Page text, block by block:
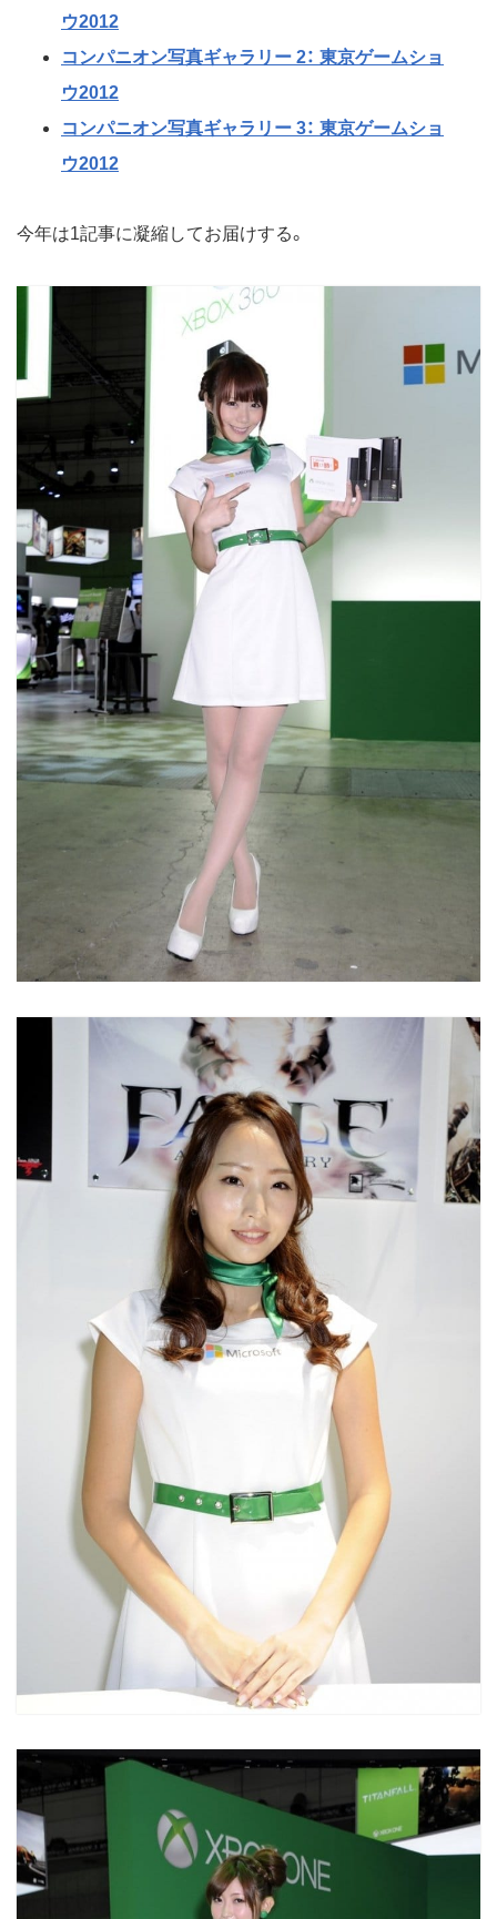
ウ2012
コンパニオン写真ギャラリー 2： 東京ゲームショ
ウ2012
コンパニオン写真ギャラリー 3： 東京ゲームショ
ウ2012
今年は1記事に凝縮してお届けする。